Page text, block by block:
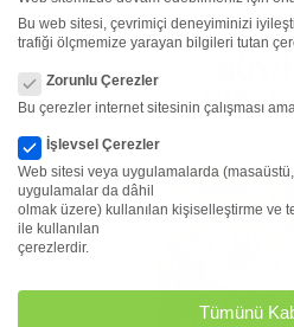
Başvuru Şartları ve Takvimi
Bu web sitesi, çevrimiçi deneyiminizi
trafiği ölçmemize yarayan bilgileri tutan
Zorunlu Çerezler
Bu çerezler internet sitesinin çalışması
İşlevsel Çerezler
Web sitesi veya uygulamalarda
uygulamalar da dâhil
olmak üzere) kullanılan kişiselleştirme ve
ile kullanılan
çerezlerdir.
Tümünü